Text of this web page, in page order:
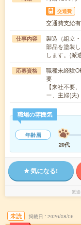
交通費
交通費支給
仕事内容
製造（組立・
部品を塗装
します。(派
応募資格
職種未経験
要
【来社不要
ー、主婦(
職場の雰囲気
年齢層
20代
気になる!
派
未読 掲載日 2026/08/06